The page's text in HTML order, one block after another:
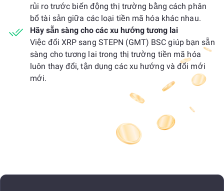
rủi ro trước biến động thị trường bằng cách phân
bổ tài sản giữa các loại tiền mã hóa khác nhau.
Hãy sẵn sàng cho các xu hướng tương lai
Việc đổi XRP sang STEPN (GMT) BSC giúp bạn sẵn
sàng cho tương lai trong thị trường tiền mã hóa
luôn thay đổi, tận dụng các xu hướng và đổi mới
mới.